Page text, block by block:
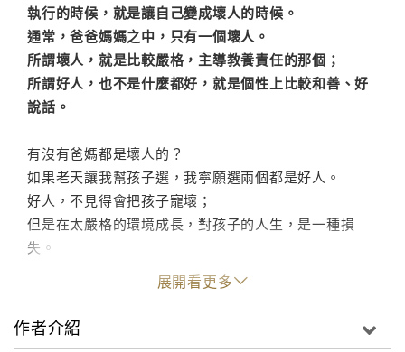
執行的時候，就是讓自己變成壞人的時候。
通常，爸爸媽媽之中，只有一個壞人。
所謂壞人，就是比較嚴格，主導教養責任的那個；
所謂好人，也不是什麼都好，就是個性上比較和善、好
說話。
有沒有爸媽都是壞人的？
如果老天讓我幫孩子選，我寧願選兩個都是好人。
好人，不見得會把孩子寵壞；
但是在太嚴格的環境成長，對孩子的人生，是一種損
失。
有什麼比損失了生活樂趣，還可惜的事呢。
等我當了媽媽後，發現自己沒得選，因為另一半天生就
是好人。
展開看更多
作者介紹